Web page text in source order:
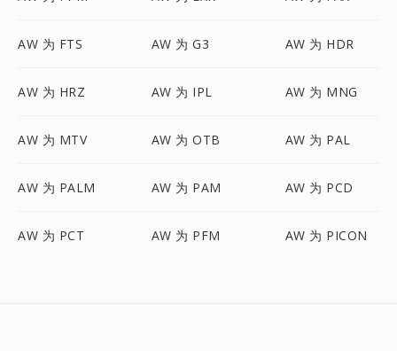
AW 为 FTS AW 为 G3 AW 为 HDR
AW 为 HRZ AW 为 IPL AW 为 MNG
AW 为 MTV AW 为 OTB AW 为 PAL
AW 为 PALM AW 为 PAM AW 为 PCD
AW 为 PCT AW 为 PFM AW 为 PICON